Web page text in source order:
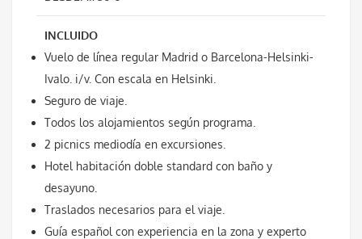
INCLUIDO
Vuelo de línea regular Madrid o Barcelona-Helsinki-
Ivalo. i/v. Con escala en Helsinki.
Seguro de viaje.
Todos los alojamientos según programa.
2 picnics mediodía en excursiones.
Hotel habitación doble standard con baño y
desayuno.
Traslados necesarios para el viaje.
Guía español con experiencia en la zona y experto